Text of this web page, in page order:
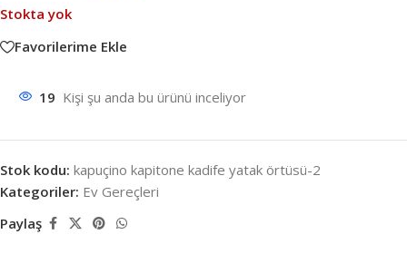
Stokta yok
Favorilerime Ekle
19 Kişi şu anda bu ürünü inceliyor
Stok kodu: kapuçino kapitone kadife yatak örtüsü-2
Kategoriler: Ev Gereçleri
Paylaş